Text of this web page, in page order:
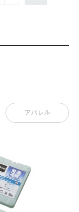
アパレル